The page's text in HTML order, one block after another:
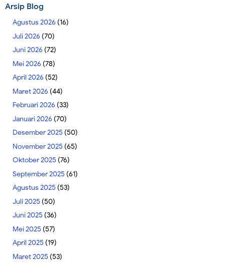
Arsip Blog
Agustus 2026 (16)
Juli 2026 (70)
Juni 2026 (72)
Mei 2026 (78)
April 2026 (52)
Maret 2026 (44)
Februari 2026 (33)
Januari 2026 (70)
Desember 2025 (50)
November 2025 (65)
Oktober 2025 (76)
September 2025 (61)
Agustus 2025 (53)
Juli 2025 (50)
Juni 2025 (36)
Mei 2025 (57)
April 2025 (19)
Maret 2025 (53)